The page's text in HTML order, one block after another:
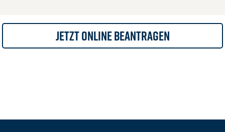
Jetzt Online beantragen